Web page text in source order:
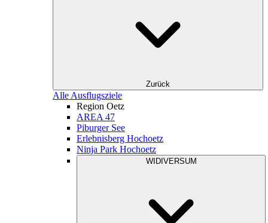
Zurück
Alle Ausflugsziele
Region Oetz
AREA 47
Piburger See
Erlebnisberg Hochoetz
Ninja Park Hochoetz
WIDIVERSUM